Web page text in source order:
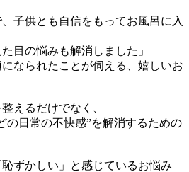
、子供とも自信をもってお風呂に入
目の悩みも解消しました」
なられたことが伺える、嬉しいお
えるだけでなく、
の日常の不快感”を解消するための
恥ずかしい」と感じているお悩み